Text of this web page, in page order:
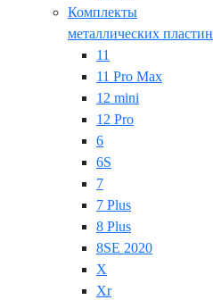
Комплекты
металлических пластин
11
11 Pro Max
12 mini
12 Pro
6
6S
7
7 Plus
8 Plus
8SE 2020
X
Xr